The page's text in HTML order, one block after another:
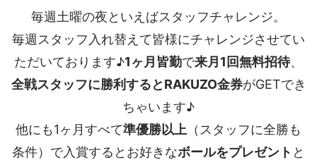
毎週土曜の夜といえばスタッフチャレンジ。
毎週スタッフ入れ替えて皆様にチャレンジさせてい
ただいております♪1ヶ月皆勤で来月1回無料招待、
全戦スタッフに勝利するとRAKUZO金券がGETでき
ちゃいます♪
他にも1ヶ月すべて準優勝以上 （スタッフに全勝も
条件）で入賞するとお好きなボールをプレゼント と